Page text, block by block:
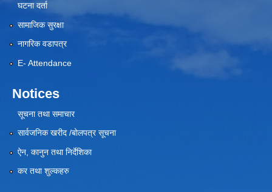
घटना दर्ता
सामाजिक सुरक्षा
नागरिक वडापत्र
E- Attendance
Notices
सूचना तथा समाचार
सार्वजनिक खरीद /बोलपत्र सूचना
ऐन, कानुन तथा निर्देशिका
कर तथा शुल्कहरु